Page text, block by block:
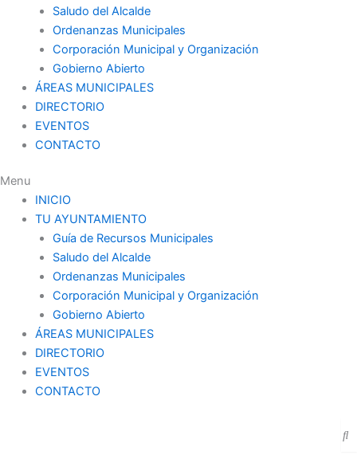
Saludo del Alcalde
Ordenanzas Municipales
Corporación Municipal y Organización
Gobierno Abierto
ÁREAS MUNICIPALES
DIRECTORIO
EVENTOS
CONTACTO
Menu
INICIO
TU AYUNTAMIENTO
Guía de Recursos Municipales
Saludo del Alcalde
Ordenanzas Municipales
Corporación Municipal y Organización
Gobierno Abierto
ÁREAS MUNICIPALES
DIRECTORIO
EVENTOS
CONTACTO